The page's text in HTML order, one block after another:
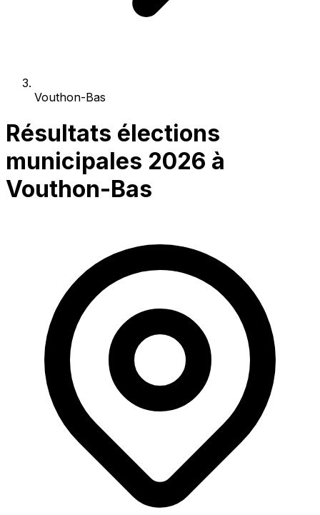
Vouthon-Bas
Résultats élections
municipales 2026 à
Vouthon-Bas